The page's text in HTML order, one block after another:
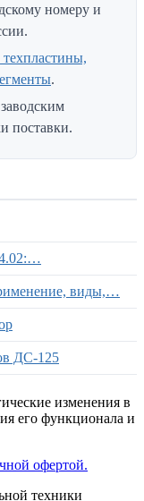
номеру и
.
поставки.
виды,…
ДС-125
изменения в
его функционала и
офертой.